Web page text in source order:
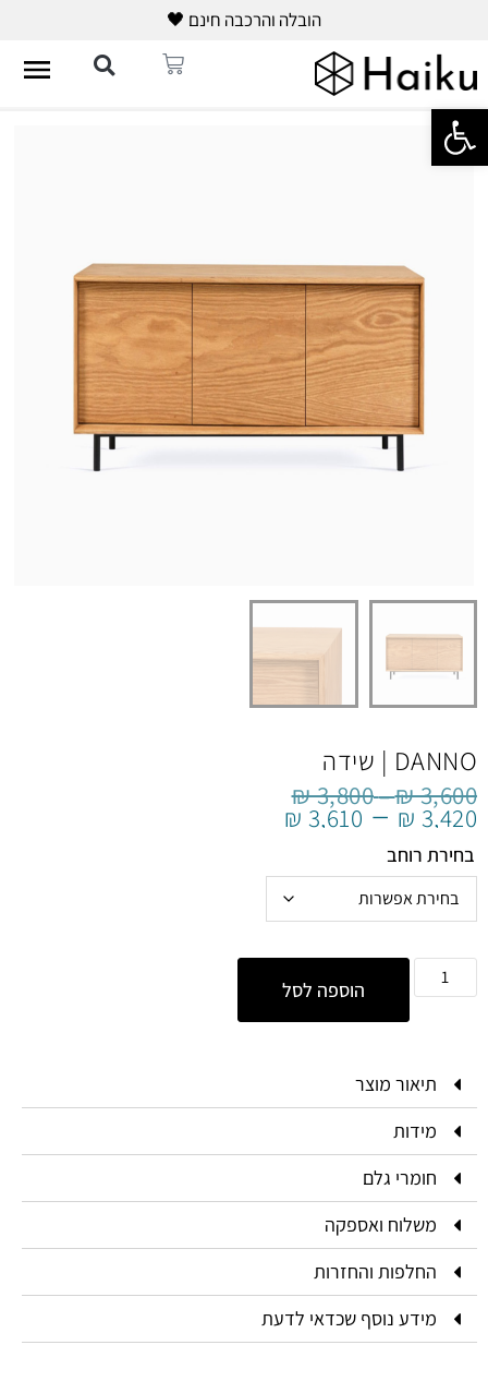
הובלה והרכבה חינם 🖤
DANNO | שידה
₪3,600
–
₪3,800
₪ 3,420
–
₪ 3,610
בחירת רוחב
הוספה לסל
תיאור מוצר
מידות
חומרי גלם
משלוח ואספקה
החלפות והחזרות
מידע נוסף שכדאי לדעת
פתח סרגל נגישות